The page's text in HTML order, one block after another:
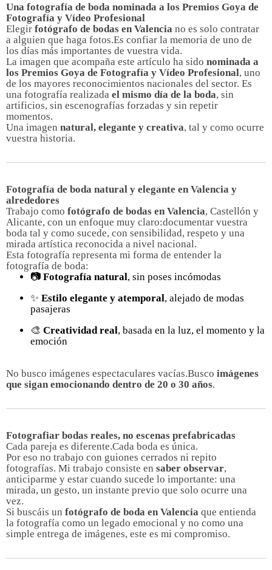
Una fotografía de boda nominada a los Premios Goya de
Fotografía y Vídeo Profesional
Elegir fotógrafo de bodas en Valencia no es solo contratar
a alguien que haga fotos.Es confiar la memoria de uno de
los días más importantes de vuestra vida.
La imagen que acompaña este artículo ha sido nominada a
los Premios Goya de Fotografía y Vídeo Profesional, uno
de los mayores reconocimientos nacionales del sector. Es
una fotografía realizada el mismo día de la boda, sin
artificios, sin escenografías forzadas y sin repetir
momentos.
Una imagen natural, elegante y creativa, tal y como ocurre
vuestra historia.
Fotografía de boda natural y elegante en Valencia y
alrededores
Trabajo como fotógrafo de bodas en Valencia, Castellón y
Alicante, con un enfoque muy claro:documentar vuestra
boda tal y como sucede, con sensibilidad, respeto y una
mirada artística reconocida a nivel nacional.
Esta fotografía representa mi forma de entender la
fotografía de boda:
📷 Fotografía natural, sin poses incómodas
✨ Estilo elegante y atemporal, alejado de modas
pasajeras
🎨 Creatividad real, basada en la luz, el momento y la
emoción
No busco imágenes espectaculares vacías.Busco imágenes
que sigan emocionando dentro de 20 o 30 años.
Fotografiar bodas reales, no escenas prefabricadas
Cada pareja es diferente.Cada boda es única.
Por eso no trabajo con guiones cerrados ni repito
fotografías. Mi trabajo consiste en saber observar,
anticiparme y estar cuando sucede lo importante: una
mirada, un gesto, un instante previo que solo ocurre una
vez.
Si buscáis un fotógrafo de boda en Valencia que entienda
la fotografía como un legado emocional y no como una
simple entrega de imágenes, este es mi compromiso.